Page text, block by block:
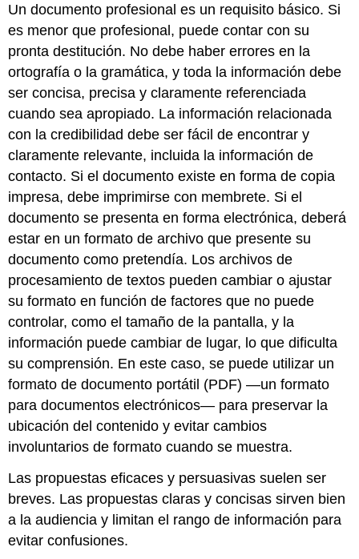
Un documento profesional es un requisito básico. Si
es menor que profesional, puede contar con su
pronta destitución. No debe haber errores en la
ortografía o la gramática, y toda la información debe
ser concisa, precisa y claramente referenciada
cuando sea apropiado. La información relacionada
con la credibilidad debe ser fácil de encontrar y
claramente relevante, incluida la información de
contacto. Si el documento existe en forma de copia
impresa, debe imprimirse con membrete. Si el
documento se presenta en forma electrónica, deberá
estar en un formato de archivo que presente su
documento como pretendía. Los archivos de
procesamiento de textos pueden cambiar o ajustar
su formato en función de factores que no puede
controlar, como el tamaño de la pantalla, y la
información puede cambiar de lugar, lo que dificulta
su comprensión. En este caso, se puede utilizar un
formato de documento portátil (PDF) —un formato
para documentos electrónicos— para preservar la
ubicación del contenido y evitar cambios
involuntarios de formato cuando se muestra.
Las propuestas eficaces y persuasivas suelen ser
breves. Las propuestas claras y concisas sirven bien
a la audiencia y limitan el rango de información para
evitar confusiones.